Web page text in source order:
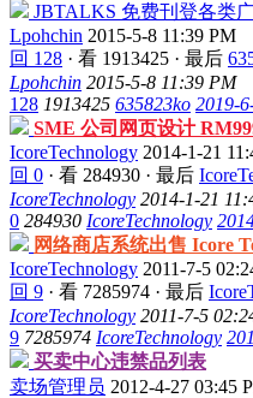
JBTALKS 免费刊登各类
Lpohchin 2015-5-8 11:39 PM
回 128 · 看 1913425 · 最后
Lpohchin 2015-5-8 11:39 PM
128 1913425 635823ko 2019-
SME 公司网页设计
IcoreTechnology 2014-1-21
回 0 · 看 284930 · 最后
IcoreTechnology 2014-1-21
0 284930 IcoreTechnology
网络商店系统出售 Icore
IcoreTechnology 2011-7-5
回 9 · 看 7285974 · 最后
IcoreTechnology 2011-7-5
9 7285974 IcoreTechnology
买卖中心违禁品列表
卖场管理员 2012-4-27 03:45